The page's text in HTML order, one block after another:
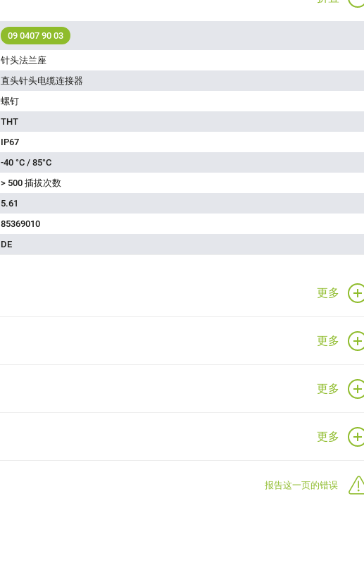
09 0407 90 03
针头法兰座
直头针头电缆连接器
螺钉
THT
IP67
-40 °C / 85°C
> 500 插拔次数
5.61
85369010
DE
更多
更多
更多
更多
报告这一页的错误